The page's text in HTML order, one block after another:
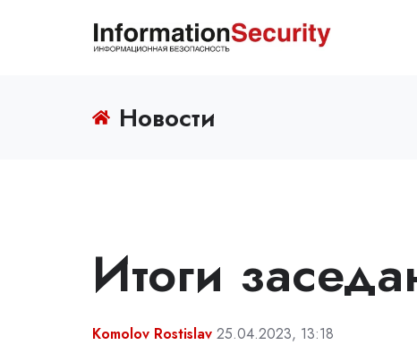
Новости
Итоги
Komolov Rostislav 25.04.2023, 13:18